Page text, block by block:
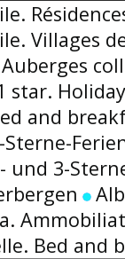
Villages
star.
and
und 3-
Bed